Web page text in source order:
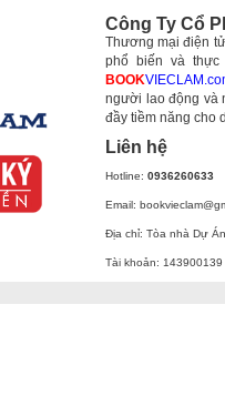
Công Ty Cổ
Thương mại điện
phổ biến và
BOOK
người lao động và
đầy tiềm năng cho
Liên hệ
Hotline: 0936260633
Email:
Địa chỉ: Tòa nhà Dự
Tài khoản: